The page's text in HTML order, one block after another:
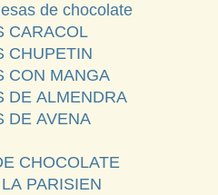
de chocolate
CARACOL
CHUPETIN
CON MANGA
DE ALMENDRA
DE AVENA
CHOCOLATE
PARISIEN